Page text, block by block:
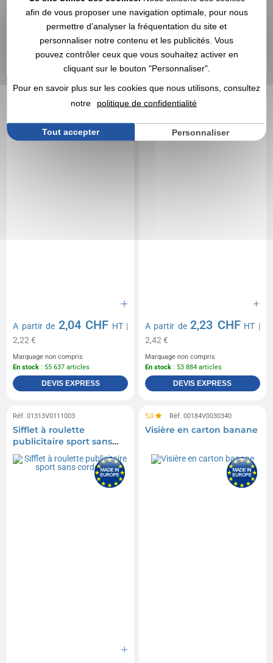
Marquage non compris
DEVIS EXPRESS
Marquage non compris
DEVIS EXPRESS
Sol's
Réf. 00014V0025788
Chasuble de sport
personnalisé Anfield
A partir de 2,04 CHF HT|
2,22 €
Marquage non compris
En stock : 55 637 articles
DEVIS EXPRESS
Réf. 00015V0085284
Chasuble en filet
publicitaire léger
multisports adulte et
A partir de2,23 CHF HT |
2,42 €
Marquage non compris
En stock : 53 884 articles
DEVIS EXPRESS
Réf. 01313V0111003
Sifflet à roulette
publicitaire sport sans
cordelette
5,0 Réf. 00184V0030340
Visière en carton banane
afin de vous proposer une navigation optimale, pour nous
permettre d’analyser la fréquentation du site et
personnaliser notre contenu et les publicités. Vous
pouvez contrôler ceux que vous souhaitez activer en
cliquant sur le bouton "Personnaliser".
Pour en savoir plus sur les cookies que nous utilisons, consultez
notre
politique de confidentialité
Tout accepter Personnaliser